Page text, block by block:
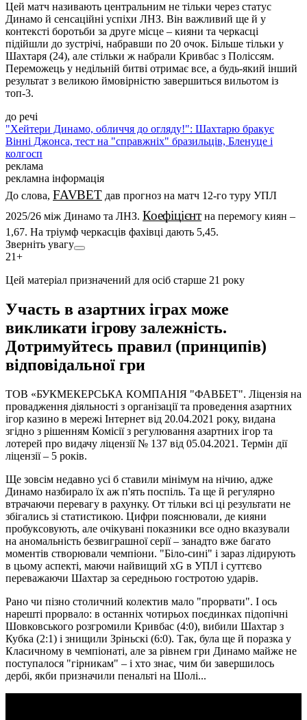
Цей матч називають центральним не тільки через статус
Динамо й сенсаційні успіхи ЛНЗ. Він важливий ще й у
контексті боротьби за друге місце – кияни та черкасці
підійшли до зустрічі, набравши по 20 очок. Більше тільки у
Шахтаря (24), але стільки ж набрали Кривбас з Поліссям.
Переможець у недільній битві отримає все, а будь-який інший
результат з великою ймовірністю завершиться вильотом із
топ-3.
до речі
"Хейтери Динамо, обличчя до огляду!": Шахтарю бракує
Вінні Джонса, тест на "справжніх" бразильців, Бленуце і
колгосп
реклама
рекламна інформація
До слова, FAVBETдав прогноз на матч 12-го туру УПЛ
2025/26 між Динамо та ЛНЗ. Коефіцієнт на перемогу киян –
1,67. На тріумф черкасців фахівці дають 5,45.
Участь в азартних іграх може
викликати ігрову залежність.
Дотримуйтесь правил (принципів)
відповідальної гри
ТОВ «БУКМЕКЕРСЬКА КОМПАНІЯ "ФАВБЕТ". Ліцензія на
провадження діяльності з організації та проведення азартних
ігор казино в мережі Інтернет від 20.04.2021 року, видана
лотерей про видачу ліцензії № 137 від 05.04.2021. Термін дії
ліцензії – 5 років.
Ще зовсім недавно усі б ставили мінімум на нічию, адже
Динамо назбирало їх аж п'ять поспіль. Та ще й регулярно
втрачаючи перевагу в рахунку. От тільки всі ці результати не
пробуксовують, але очікувані показники все одно вказували
на аномальність безвиграшної серії – занадто вже багато
моментів створювали чемпіони. "Біло-сині" і зараз лідирують
в цьому аспекті, маючи найвищий xG в УПЛ і суттєво
переважаючи Шахтар за середньою гостротою ударів.
Рано чи пізно столичний колектив мало "прорвати". І ось
нарешті прорвало: в останніх чотирьох поєдинках підопічні
Шовковського розгромили Кривбас (4:0), вибили Шахтар з
Класичному в чемпіонаті, але за рівнем гри Динамо майже не
поступалося "гірникам" – і хто знає, чим би завершилось
дербі, якби призначили пенальті на Шолі...